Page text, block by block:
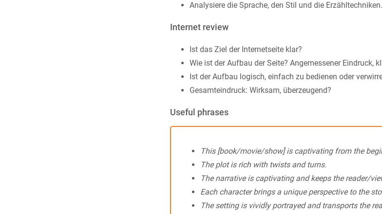
Analysiere die Sprache, den Stil und die Erzähltechniken.
Internet review
Ist das Ziel der Internetseite klar?
Wie ist der Aufbau der Seite? Angemessener Eindruck,
Ist der Aufbau logisch, einfach zu bedienen oder
Gesamteindruck: Wirksam, überzeugend?
Useful phrases
This [book/movie/show] is captivating from the
The plot is rich with twists and turns.
The narrative is captivating and keeps the reader/
Each character brings a unique perspective to the
The setting is vividly portrayed and transports the